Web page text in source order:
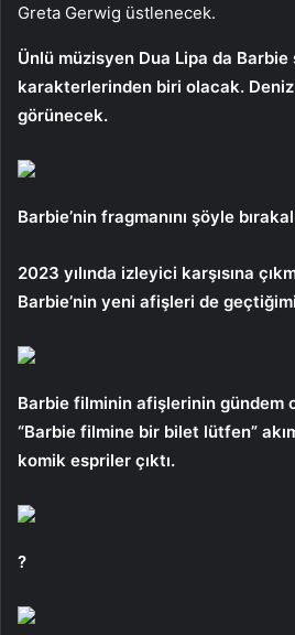
Greta Gerwig üstlenecek.
Ünlü müzisyen Dua Lipa da Barbie
karakterlerinden biri olacak. Deniz
görünecek.
Barbie’nin fragmanını şöyle
2023 yılında izleyici karşısına
Barbie’nin yeni afişleri de
Barbie filminin afişlerinin gündem
“Barbie filmine bir bilet lütfen”
komik espriler çıktı.
?